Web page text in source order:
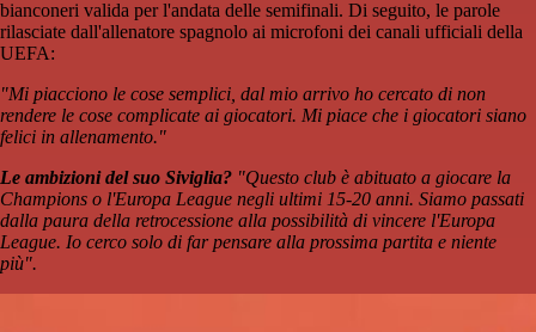
bianconeri valida per l'andata delle semifinali. Di seguito, le parole
rilasciate dall'allenatore spagnolo ai microfoni dei canali ufficiali della
UEFA:
"Mi piacciono le cose semplici, dal mio arrivo ho cercato di non
rendere le cose complicate ai giocatori. Mi piace che i giocatori siano
felici in allenamento."
Le ambizioni del suo Siviglia? "Questo club è abituato a giocare la
Champions o l'Europa League negli ultimi 15-20 anni. Siamo passati
dalla paura della retrocessione alla possibilità di vincere l'Europa
League. Io cerco solo di far pensare alla prossima partita e niente
più".